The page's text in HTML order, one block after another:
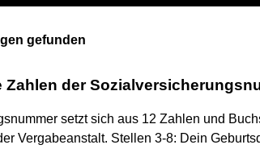
gefunden
Zahlen der
setzt sich aus 12 Zahlen und
Vergabeanstalt. Stellen 3-8: Dein